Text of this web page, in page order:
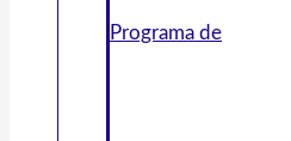
Programa de